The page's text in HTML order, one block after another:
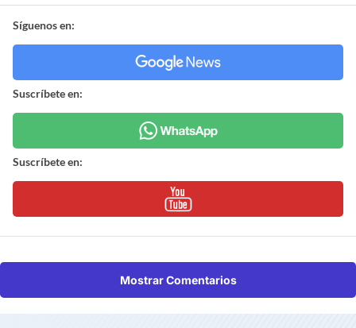
Síguenos en:
Suscríbete en:
Suscríbete en:
Mostrar Comentarios